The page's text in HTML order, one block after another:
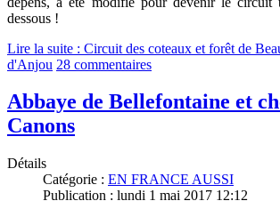
dessous !
Lire la suite : Circuit des coteaux et forêt de
d'Anjou 28 commentaires
Abbaye de Bellefontaine et
Canons
Détails
Catégorie : EN FRANCE AUSSI
Publication : lundi 1 mai 2017 12:12